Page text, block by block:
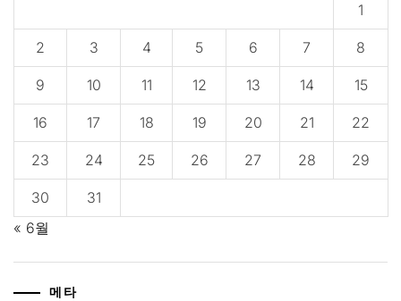
1
2 3 4 5 6 7 8
9 10 11 12 13 14 15
16 17 18 19 20 21 22
23 24 25 26 27 28 29
30
31
« 6월
메타